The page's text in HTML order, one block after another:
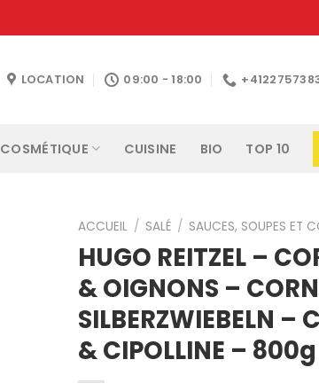
LOCATION 09:00 - 18:00
COSMÉTIQUE CUISINE BIO TOP 10
ACCUEIL / SALÉ / SAUCES, SOUPES ET
HUGO REITZEL –
& OIGNONS –
SILBERZWIEBELN –
& CIPOLLINE – 800g